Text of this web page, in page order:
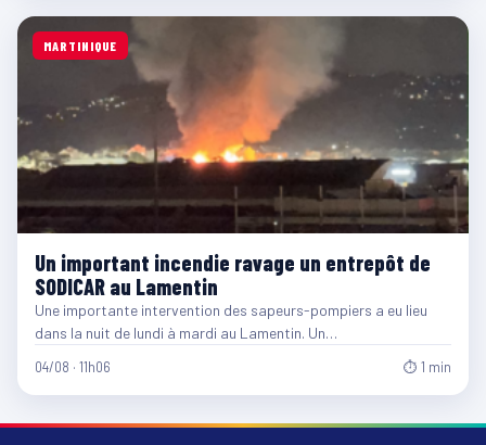
MARTINIQUE
Un important incendie ravage un entrepôt de
SODICAR au Lamentin
Une importante intervention des sapeurs-pompiers a eu lieu
dans la nuit de lundi à mardi au Lamentin. Un…
04/08 · 11h06 ⏱ 1 min